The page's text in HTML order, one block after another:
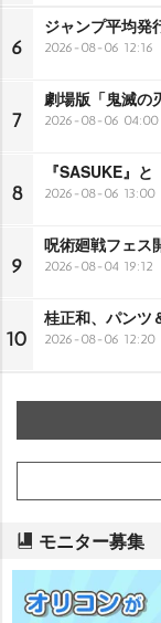
6
ジャンプ平均発
2026-08-06 12:16
7
劇場版「鬼滅の
2026-08-06 04:00
8
『SASUKE』
2026-08-06 13:00
9
呪術廻戦フェス
2026-08-04 19:12
10
桂正和、パンツ
2026-08-06 12:20
モニター募集